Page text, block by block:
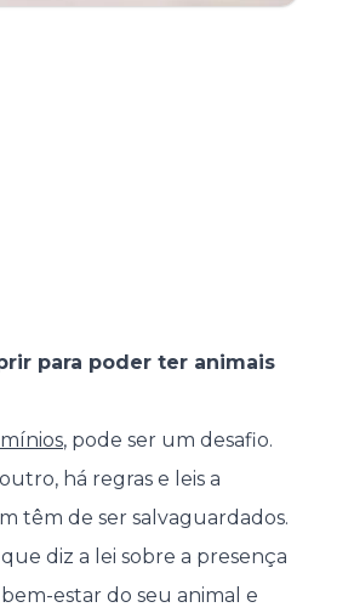
para poder ter animais
, pode ser um desafio.
há regras e leis a
têm de ser salvaguardados.
diz a lei sobre a presença
estar do seu animal e